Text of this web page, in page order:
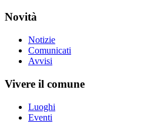
Novità
Notizie
Comunicati
Avvisi
Vivere il comune
Luoghi
Eventi